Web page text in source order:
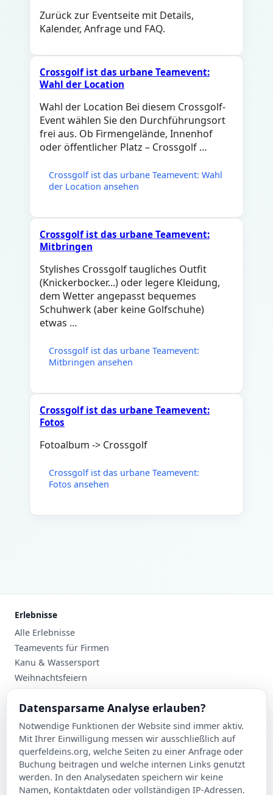
Zurück zur Eventseite mit Details,
Kalender, Anfrage und FAQ.
Crossgolf ist das urbane Teamevent:
Wahl der Location
Wahl der Location Bei diesem Crossgolf-
Event wählen Sie den Durchführungsort
frei aus. Ob Firmengelände, Innenhof
oder öffentlicher Platz – Crossgolf …
Crossgolf ist das urbane Teamevent: Wahl
der Location ansehen
Crossgolf ist das urbane Teamevent:
Mitbringen
Stylishes Crossgolf taugliches Outfit
(Knickerbocker...) oder legere Kleidung,
dem Wetter angepasst bequemes
Schuhwerk (aber keine Golfschuhe)
etwas …
Crossgolf ist das urbane Teamevent:
Mitbringen ansehen
Crossgolf ist das urbane Teamevent:
Fotos
Fotoalbum -> Crossgolf
Crossgolf ist das urbane Teamevent:
Fotos ansehen
Erlebnisse
Alle Erlebnisse
Teamevents für Firmen
Kanu & Wassersport
Weihnachtsfeiern
Planung
Events nach Stadt
Suche
Kontakt
Über Querfeldeins
Rechtliches
Datensparsame Analyse erlauben?
Notwendige Funktionen der Website sind immer aktiv.
Mit Ihrer Einwilligung messen wir ausschließlich auf
querfeldeins.org, welche Seiten zu einer Anfrage oder
Buchung beitragen und welche internen Links genutzt
werden. In den Analysedaten speichern wir keine
Namen, Kontaktdaten oder vollständigen IP-Adressen.